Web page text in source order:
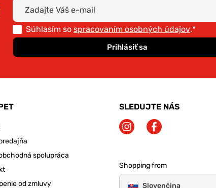
Súhlasím so spracovaním osobných údajov.*
Prihlásiť sa
spolupráca
od zmluvy
SLEDUJTE NÁS
Shopping from
Slovenčina